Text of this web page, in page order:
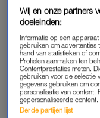
Later bleek echter
bestuurders een
Die gebruikten zij bij
Hierdoor zou hij
hebben verdiend
van Volksgezondheid.
Wij en onze partners
doeleinden:
Informatie op een
gebruiken om advertenties
hand van statistieken of
Profielen aanmaken ten
Contentprestaties meten.
gebruiken voor de selectie
gegevens gebruiken om
personalisatie van content.
gepersonaliseerde
Derde partijen lijst